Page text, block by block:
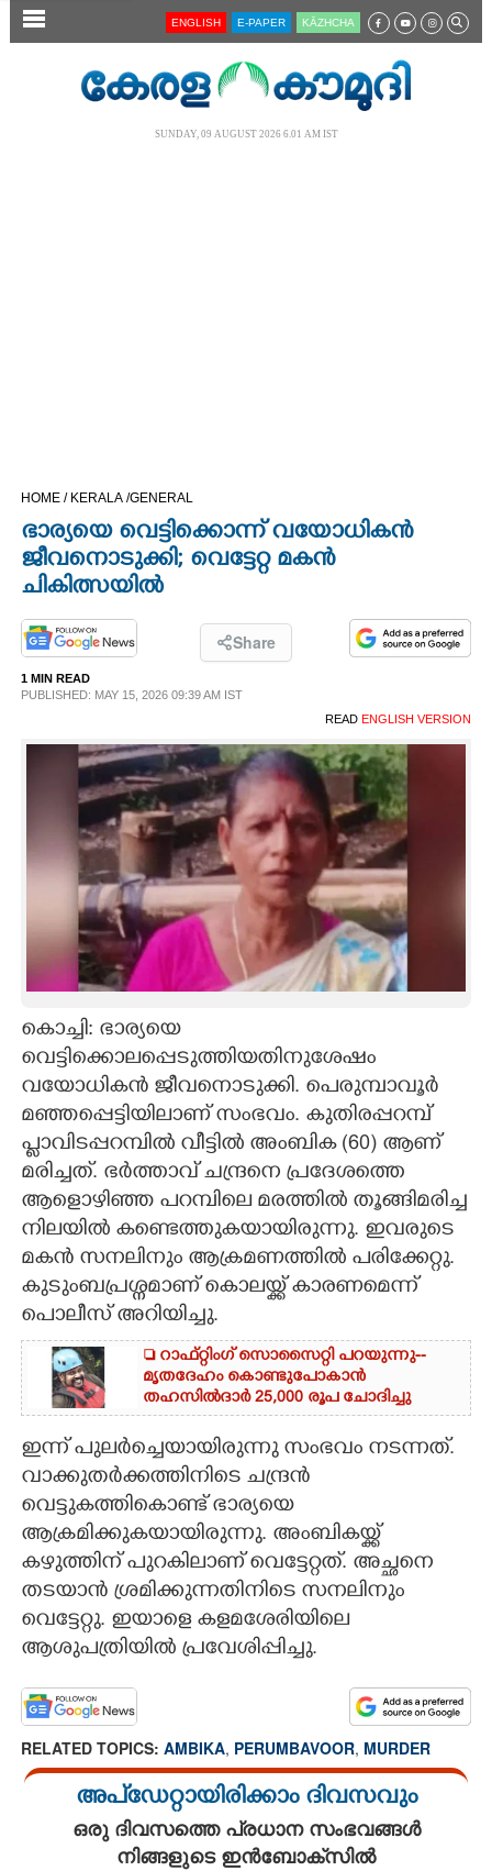
SECTIONS
OPINION
PHOTOS
LIFESTYLE
SPIRITUAL
CARTOONS
LITERATURE
ZOOM
CONTACT US
ENGLISH E-PAPER KĀZHCHA
SUNDAY, 09 AUGUST 2026 6.01 AM IST
HOME / KERALA /GENERAL
ഭാര്യയെ വെട്ടിക്കൊന്ന് വയോധികൻ
ജീവനൊടുക്കി; വെട്ടേറ്റ മകൻ
ചികിത്സയിൽ
Share
1 MIN READ
PUBLISHED: MAY 15, 2026 09:39 AM IST
READ ENGLISH VERSION
കൊച്ചി: ഭാര്യയെ
വെട്ടിക്കൊലപ്പെടുത്തിയതിനുശേഷം
വയോധികൻ ജീവനൊടുക്കി. പെരുമ്പാവൂർ
മഞ്ഞപ്പെട്ടിയിലാണ് സംഭവം. കുതിരപ്പറമ്പ്
പ്ളാവിടപ്പറമ്പിൽ വീട്ടിൽ അംബിക (60) ആണ്
മരിച്ചത്. ഭർത്താവ് ചന്ദ്രനെ പ്രദേശത്തെ
ആളൊഴിഞ്ഞ പറമ്പിലെ മരത്തിൽ തൂങ്ങിമരിച്ച
നിലയിൽ കണ്ടെത്തുകയായിരുന്നു. ഇവരുടെ
മകൻ സനലിനും ആക്രമണത്തിൽ പരിക്കേറ്റു.
കുടുംബപ്രശ്നമാണ് കൊലയ്ക്ക് കാരണമെന്ന്
പൊലീസ് അറിയിച്ചു.
 റാഫ്റ്റിംഗ് സൊസൈറ്റി പറയുന്നു--
മൃതദേഹം കൊണ്ടുപോകാൻ
തഹസിൽദാർ 25,000 രൂപ ചോദിച്ചു
ഇന്ന് പുലർച്ചെയായിരുന്നു സംഭവം നടന്നത്.
വാക്കുതർക്കത്തിനിടെ ചന്ദ്രൻ
വെട്ടുകത്തികൊണ്ട് ഭാര്യയെ
ആക്രമിക്കുകയായിരുന്നു. അംബികയ്ക്ക്
കഴുത്തിന് പുറകിലാണ് വെട്ടേറ്റത്. അച്ഛനെ
തടയാൻ ശ്രമിക്കുന്നതിനിടെ സനലിനും
വെട്ടേറ്റു. ഇയാളെ കളമശേരിയിലെ
ആശുപത്രിയിൽ പ്രവേശിപ്പിച്ചു.
RELATED TOPICS: AMBIKA, PERUMBAVOOR, MURDER
അപ്ഡേറ്റായിരിക്കാം ദിവസവും
ഒരു ദിവസത്തെ പ്രധാന സംഭവങ്ങൾ
നിങ്ങളുടെ ഇൻബോക്സിൽ